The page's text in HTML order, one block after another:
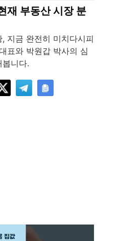
재 부동산 시장 분
지금 완전히 미치다시피
표와 박원갑 박사의 심
니다.